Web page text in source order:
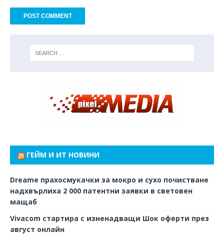
ГЕЙМ И ИТ НОВИНИ
Dreame прахосмукачки за мокро и сухо почистване
надхвърлиха 2 000 патентни заявки в световен
мащаб
Vivacom стартира с изненадващи Шок оферти през
август онлайн